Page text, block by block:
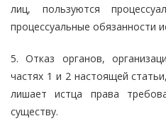
лиц, пользуются
процессуальные обязанности
5. Отказ органов,
частях 1 и 2 настоящей
лишает истца права
существу.